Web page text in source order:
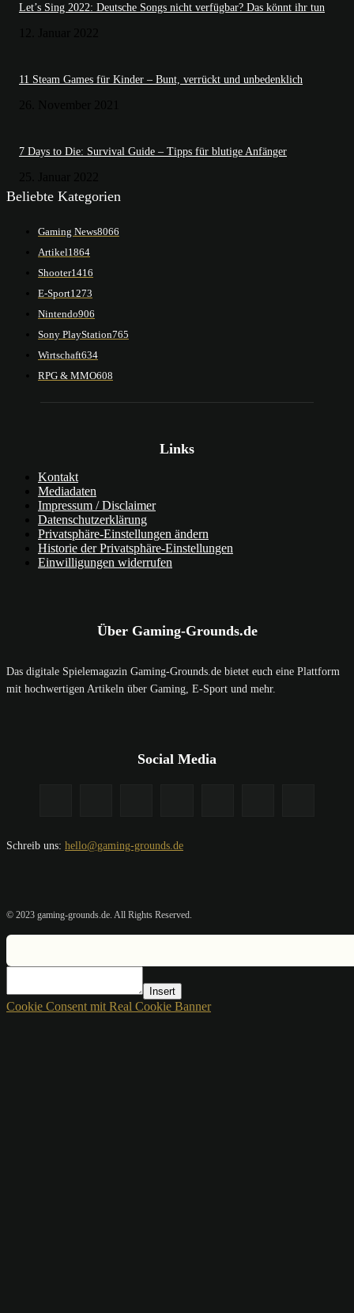
Let’s Sing 2022: Deutsche Songs nicht verfügbar? Das könnt ihr tun
11 Steam Games für Kinder – Bunt, verrückt und unbedenklich
7 Days to Die: Survival Guide – Tipps für blutige Anfänger
Beliebte Kategorien
Gaming News8066
Artikel1864
Shooter1416
E-Sport1273
Nintendo906
Sony PlayStation765
Wirtschaft634
RPG & MMO608
Links
Kontakt
Mediadaten
Impressum / Disclaimer
Datenschutzerklärung
Privatsphäre-Einstellungen ändern
Historie der Privatsphäre-Einstellungen
Einwilligungen widerrufen
Über Gaming-Grounds.de
Das digitale Spielemagazin Gaming-Grounds.de bietet euch eine Plattform
mit hochwertigen Artikeln über Gaming, E-Sport und mehr.
Social Media
Schreib uns: hello@gaming-grounds.de
© 2023 gaming-grounds.de. All Rights Reserved.
Insert
Cookie Consent mit Real Cookie Banner